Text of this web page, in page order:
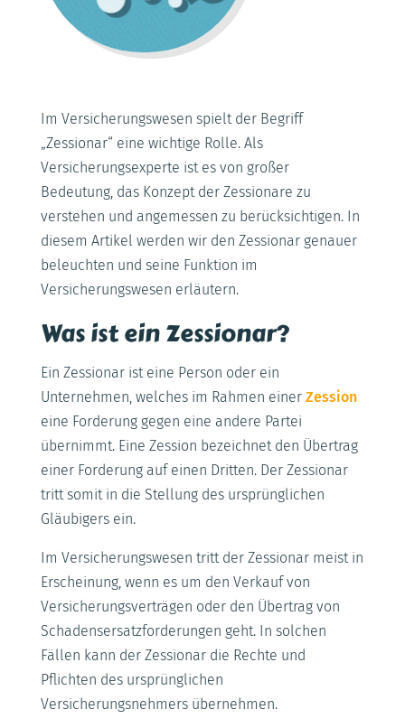
Im Versicherungswesen spielt der Begriff
„Zessionar“ eine wichtige Rolle. Als
Versicherungsexperte ist es von großer
Bedeutung, das Konzept der Zessionare zu
verstehen und angemessen zu berücksichtigen. In
diesem Artikel werden wir den Zessionar genauer
beleuchten und seine Funktion im
Versicherungswesen erläutern.
Was ist ein Zessionar?
Ein Zessionar ist eine Person oder ein
Unternehmen, welches im Rahmen einer Zession
eine Forderung gegen eine andere Partei
übernimmt. Eine Zession bezeichnet den Übertrag
einer Forderung auf einen Dritten. Der Zessionar
tritt somit in die Stellung des ursprünglichen
Gläubigers ein.
Im Versicherungswesen tritt der Zessionar meist in
Erscheinung, wenn es um den Verkauf von
Versicherungsverträgen oder den Übertrag von
Schadensersatzforderungen geht. In solchen
Fällen kann der Zessionar die Rechte und
Pflichten des ursprünglichen
Versicherungsnehmers übernehmen.